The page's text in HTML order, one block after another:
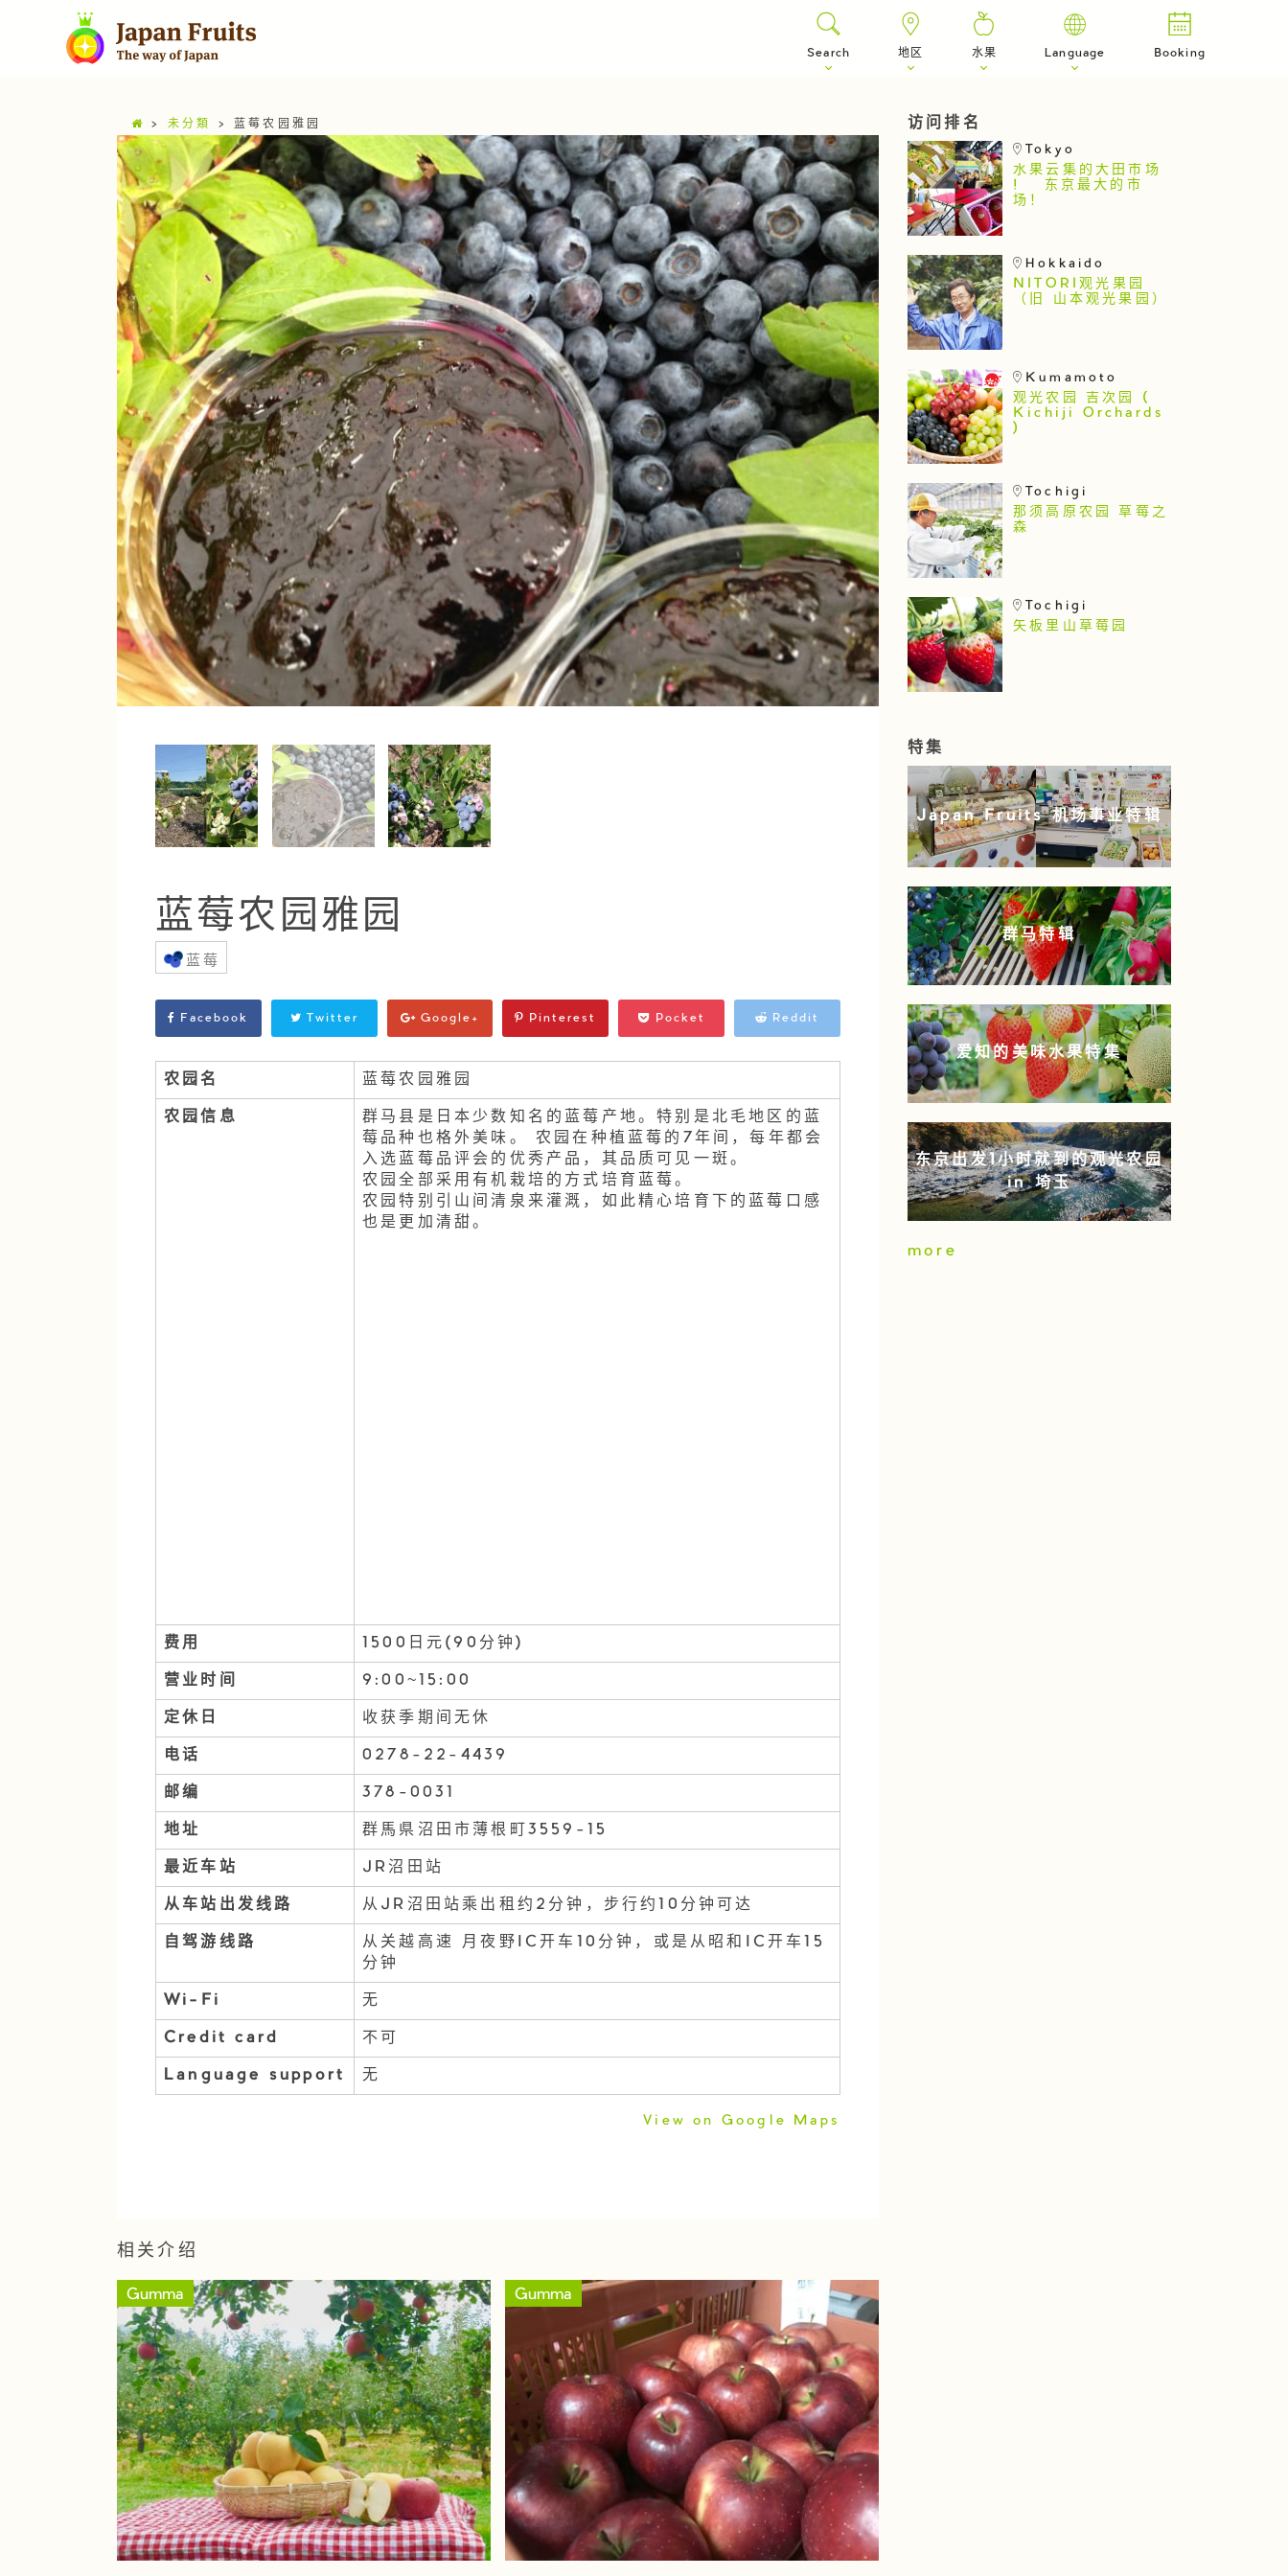
Search 地区 水果 Language Booking
> 未分類 > 蓝莓农园雅园
蓝莓农园雅园
蓝莓
Facebook Twitter Google+ Pinterest Pocket Reddit
农园名 蓝莓农园雅园
农园信息
群马县是日本少数知名的蓝莓产地。特别是北毛地区的蓝
莓品种也格外美味。 农园在种植蓝莓的7年间，每年都会
入选蓝莓品评会的优秀产品，其品质可见一斑。
农园全部采用有机栽培的方式培育蓝莓。
农园特别引山间清泉来灌溉，如此精心培育下的蓝莓口感
也是更加清甜。
费用 1500日元(90分钟)
营业时间 9:00~15:00
定休日 收获季期间无休
电话 0278-22-4439
邮编 378-0031
地址 群馬県沼田市薄根町3559-15
最近车站 JR沼田站
从车站出发线路 从JR沼田站乘出租约2分钟，步行约10分钟可达
自驾游线路
从关越高速 月夜野IC开车10分钟，或是从昭和IC开车15
分钟
Wi-Fi 无
Credit card 不可
Language support 无
View on Google Maps
相关介绍
Gumma Gumma
访问排名
Tokyo
水果云集的大田市场
! 东京最大的市
场！
Hokkaido
NITORI观光果园
（旧 山本观光果园）
Kumamoto
观光农园 吉次园 (
Kichiji Orchards
)
Tochigi
那须高原农园 草莓之
森
Tochigi
矢板里山草莓园
特集
Japan Fruits 机场事业特辑
群马特辑
爱知的美味水果特集
东京出发1小时就到的观光农园
in 埼玉
more